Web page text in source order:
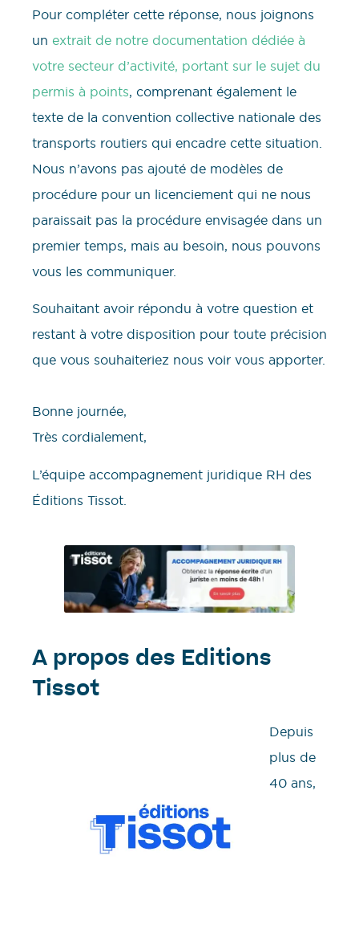
Pour compléter cette réponse, nous joignons
un extrait de notre documentation dédiée à
votre secteur d’activité, portant sur le sujet du
permis à points, comprenant également le
texte de la convention collective nationale des
transports routiers qui encadre cette situation.
Nous n’avons pas ajouté de modèles de
procédure pour un licenciement qui ne nous
paraissait pas la procédure envisagée dans un
premier temps, mais au besoin, nous pouvons
vous les communiquer.
​​Souhaitant avoir répondu à votre question et
restant à votre disposition pour toute précision
que vous souhaiteriez nous voir vous apporter.
Bonne journée,
​Très cordialement,
L’équipe accompagnement juridique RH des
Éditions Tissot.
A propos des Editions
Tissot
Depuis
plus de
40 ans,